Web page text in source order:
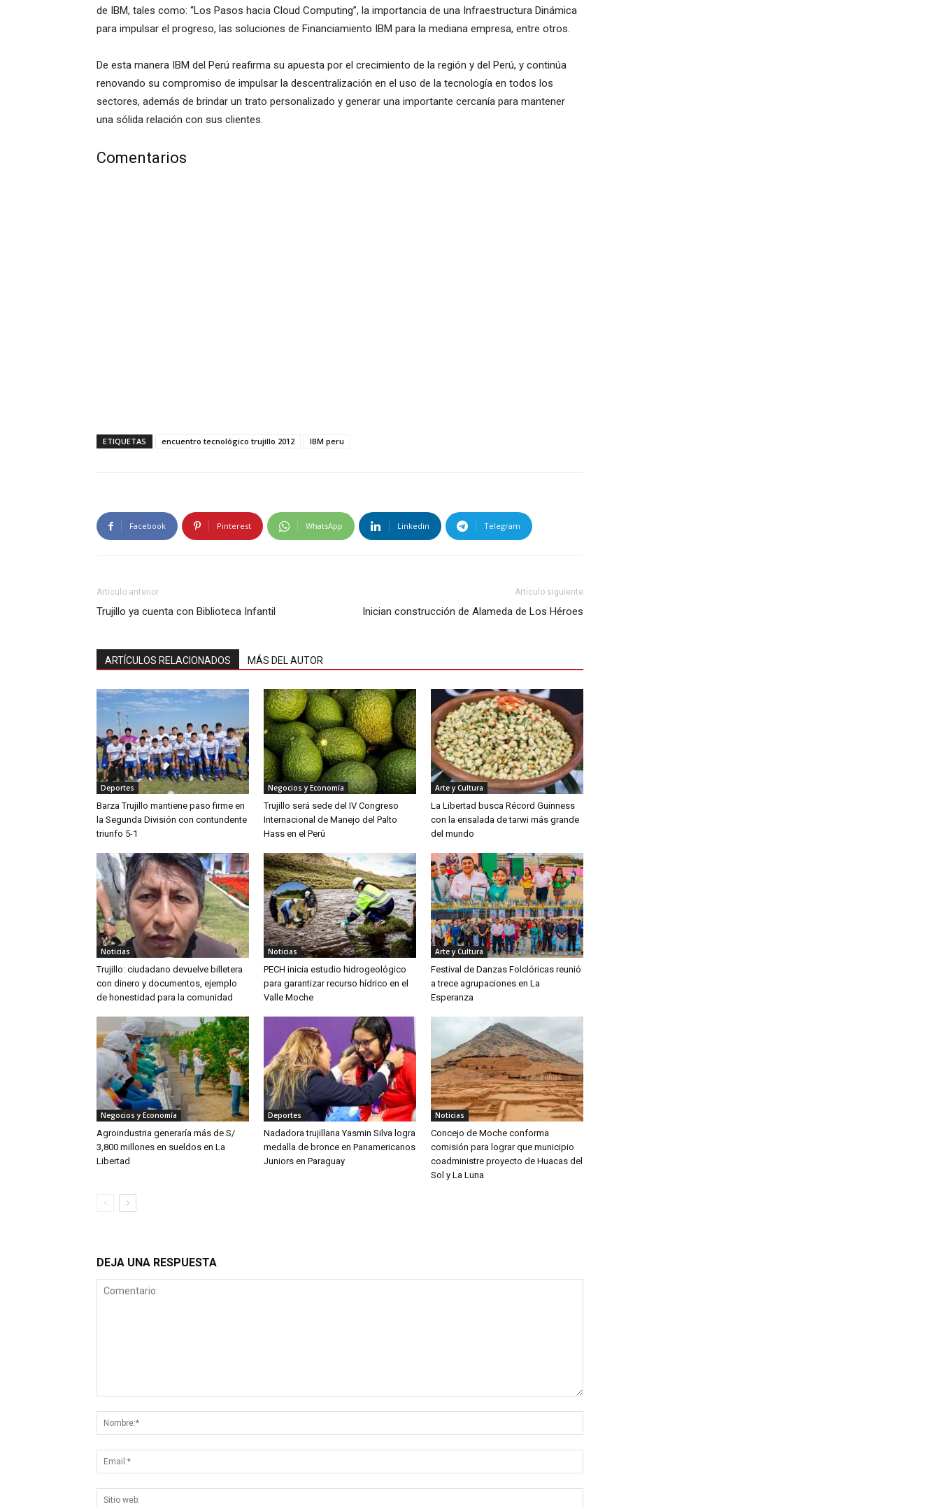
de IBM, tales como: “Los Pasos hacia Cloud Computing”, la importancia de una Infraestructura Dinámica
para impulsar el progreso, las soluciones de Financiamiento IBM para la mediana empresa, entre otros.
De esta manera IBM del Perú reafirma su apuesta por el crecimiento de la región y del Perú, y continúa
renovando su compromiso de impulsar la descentralización en el uso de la tecnología en todos los
sectores, además de brindar un trato personalizado y generar una importante cercanía para mantener
una sólida relación con sus clientes.
Comentarios
ETIQUETAS encuentro tecnológico trujillo 2012 IBM peru
Facebook Pinterest WhatsApp Linkedin Telegram
Artículo anterior
Trujillo ya cuenta con Biblioteca Infantil
Artículo siguiente
Inician construcción de Alameda de Los Héroes
ARTÍCULOS RELACIONADOS MÁS DEL AUTOR
Deportes
Barza Trujillo mantiene paso firme en
la Segunda División con contundente
triunfo 5-1
Negocios y Economía
Trujillo será sede del IV Congreso
Internacional de Manejo del Palto
Hass en el Perú
Arte y Cultura
La Libertad busca Récord Guinness
con la ensalada de tarwi más grande
del mundo
Noticias
Trujillo: ciudadano devuelve billetera
con dinero y documentos, ejemplo
de honestidad para la comunidad
Noticias
PECH inicia estudio hidrogeológico
para garantizar recurso hídrico en el
Valle Moche
Arte y Cultura
Festival de Danzas Folclóricas reunió
a trece agrupaciones en La
Esperanza
Negocios y Economía
Agroindustria generaría más de S/
3,800 millones en sueldos en La
Libertad
Deportes
Nadadora trujillana Yasmin Silva logra
medalla de bronce en Panamericanos
Juniors en Paraguay
Noticias
Concejo de Moche conforma
comisión para lograr que municipio
coadministre proyecto de Huacas del
Sol y La Luna
DEJA UNA RESPUESTA